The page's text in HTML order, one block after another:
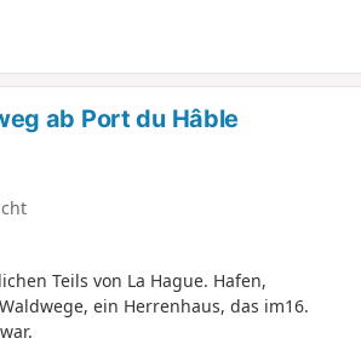
ab Port du Hâble
Teils von La Hague. Hafen,
ein Herrenhaus, das im16.